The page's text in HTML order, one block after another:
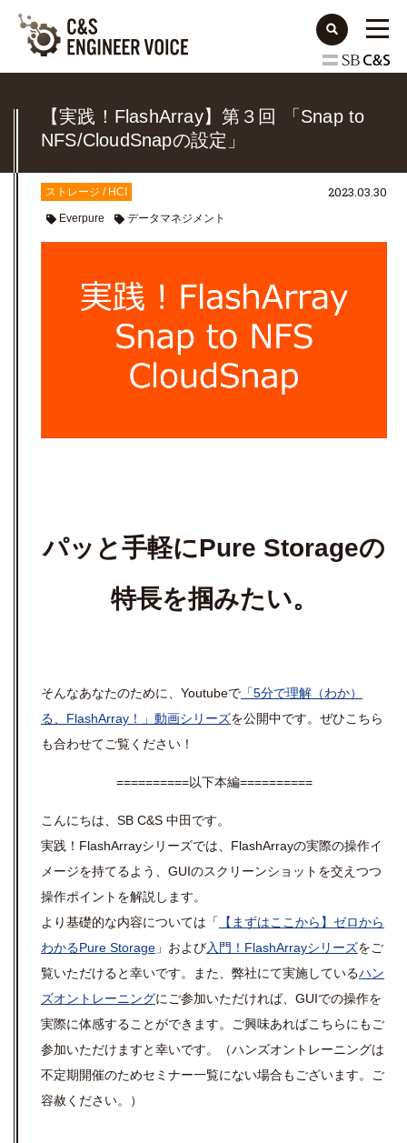
【実践！FlashArray】第３回 「Snap to
NFS/CloudSnapの設定」
ストレージ / HCI
Everpure データマネジメント
2023.03.30
パッと手軽にPure Storageの
特長を掴みたい。
そんなあなたのために、Youtubeで 「5分で理解（わか）
る、FlashArray！」動画シリーズを公開中です。ぜひこちら
も合わせてご覧ください！
==========以下本編==========
こんにちは、SB C&S 中田です。
実践！FlashArrayシリーズでは、FlashArrayの実際の操作イ
メージを持てるよう、GUIのスクリーンショットを交えつつ
操作ポイントを解説します。
より基礎的な内容については「
【まずはここから】ゼロから
わかるPure Storage 」および入門！FlashArrayシリーズをご
覧いただけると幸いです。また、弊社にて実施しているハン
ズオントレーニングにご参加いただければ、GUIでの操作を
実際に体感することができます。ご興味あればこちらにもご
参加いただけますと幸いです。（ハンズオントレーニングは
不定期開催のためセミナー一覧にない場合もございます。ご
容赦ください。）